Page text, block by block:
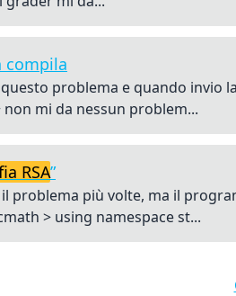
compila
problema e quando invio
mi da nessun problem...
RSA”
problema più volte, ma il
> using namespace st...